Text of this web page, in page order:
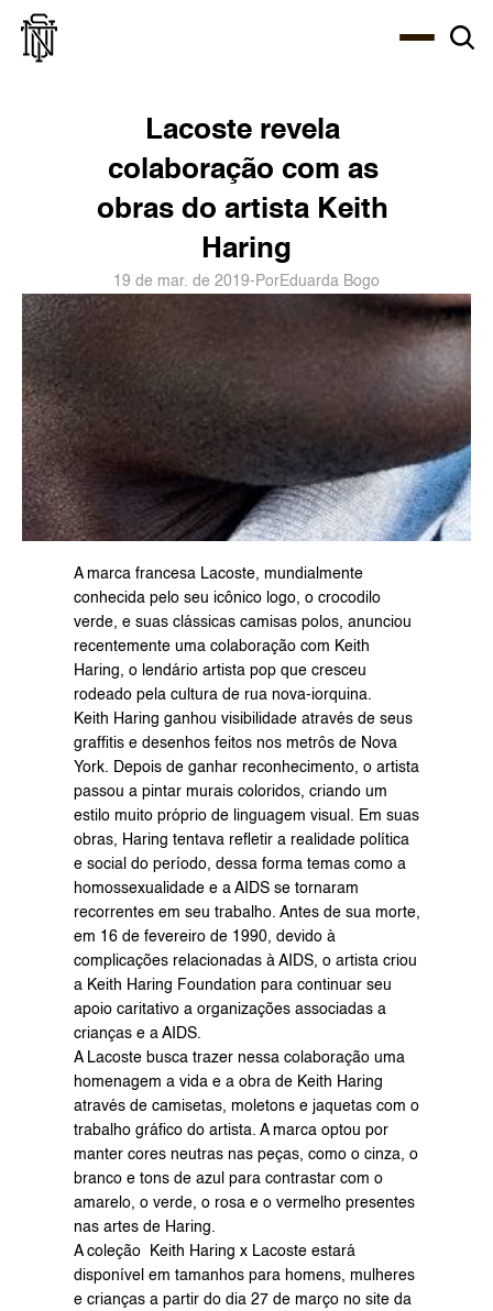
Lacoste revela
colaboração com as
obras do artista Keith
Haring
19 de mar. de 2019- PorEduarda Bogo
A marca francesa Lacoste, mundialmente
conhecida pelo seu icônico logo, o crocodilo
verde, e suas clássicas camisas polos, anunciou
recentemente uma colaboração com Keith
Haring, o lendário artista pop que cresceu
rodeado pela cultura de rua nova-iorquina.
Keith Haring ganhou visibilidade através de seus
graffitis e desenhos feitos nos metrôs de Nova
York. Depois de ganhar reconhecimento, o artista
passou a pintar murais coloridos, criando um
estilo muito próprio de linguagem visual. Em suas
obras, Haring tentava refletir a realidade política
e social do período, dessa forma temas como a
homossexualidade e a AIDS se tornaram
recorrentes em seu trabalho. Antes de sua morte,
em 16 de fevereiro de 1990, devido à
complicações relacionadas à AIDS, o artista criou
a Keith Haring Foundation para continuar seu
apoio caritativo a organizações associadas a
crianças e a AIDS.
A Lacoste busca trazer nessa colaboração uma
homenagem a vida e a obra de Keith Haring
através de camisetas, moletons e jaquetas com o
trabalho gráfico do artista. A marca optou por
manter cores neutras nas peças, como o cinza, o
branco e tons de azul para contrastar com o
amarelo, o verde, o rosa e o vermelho presentes
nas artes de Haring.
A coleção  Keith Haring x Lacoste estará
disponível em tamanhos para homens, mulheres
e crianças a partir do dia 27 de março no site da